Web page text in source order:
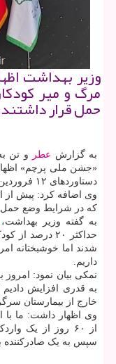
وزیر بهداشت
مرگ و میر
حمل قرار داشتند، حداقل ۱۰
به گزارش عطر و تن
«جشن ملی پرچم» اظهار
دستاوردهای ۱۲ فروردین سال ۵۸ بود.
وی اضافه کرد: پیش از
که در شرایط وضع حمل قرار
به گفته وزیر
حداکثر ۲۰
شدند اما خوشبختانه
داریم.
نمکی بیان نمود: امروز
خارج از بیمارستان
وی اظهار داشت: ما با
از ۶۰ روز از یک
سپس به یک صادرکننده